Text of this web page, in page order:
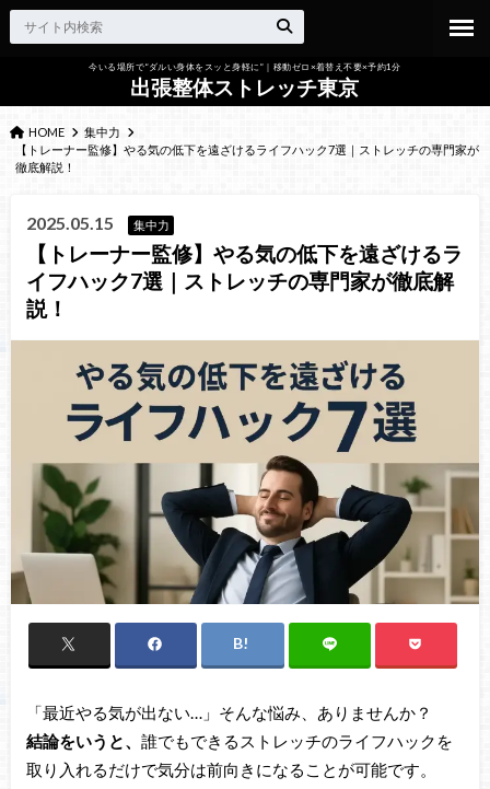
今いる場所で“ダルい身体をスッと身軽に”｜移動ゼロ×着替え不要×予約1分
出張整体ストレッチ東京
HOME
集中力
【トレーナー監修】やる気の低下を遠ざけるライフハック7選｜ストレッチの専門家が
徹底解説！
2025.05.15 集中力
【トレーナー監修】やる気の低下を遠ざけるラ
イフハック7選｜ストレッチの専門家が徹底解
説！
「最近やる気が出ない…」そんな悩み、ありませんか？
結論をいうと、 誰でもできるストレッチのライフハックを
取り入れるだけで気分は前向きになることが可能です。